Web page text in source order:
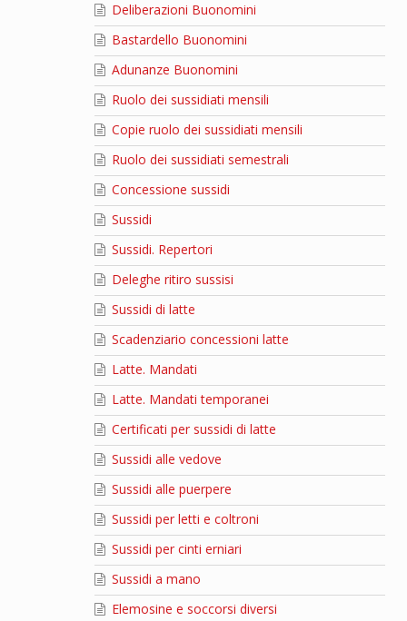
Deliberazioni Buonomini
Bastardello Buonomini
Adunanze Buonomini
Ruolo dei sussidiati mensili
Copie ruolo dei sussidiati mensili
Ruolo dei sussidiati semestrali
Concessione sussidi
Sussidi
Sussidi. Repertori
Deleghe ritiro sussisi
Sussidi di latte
Scadenziario concessioni latte
Latte. Mandati
Latte. Mandati temporanei
Certificati per sussidi di latte
Sussidi alle vedove
Sussidi alle puerpere
Sussidi per letti e coltroni
Sussidi per cinti erniari
Sussidi a mano
Elemosine e soccorsi diversi